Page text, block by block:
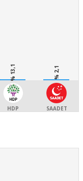
% 13,1
HDP
% 2,1
SAADET